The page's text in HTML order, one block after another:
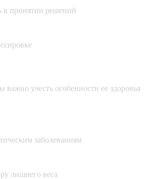
в принятии решений
учесть особенности ее здоровья
заболеваниям
лишнего веса